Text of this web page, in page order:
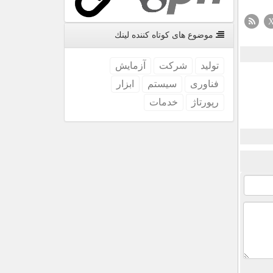
موضوع های كوتاه كننده لینك
تولید شركت
آزمایش
فناوری
سیستم
ابزار
رپورتاژ
خدمات